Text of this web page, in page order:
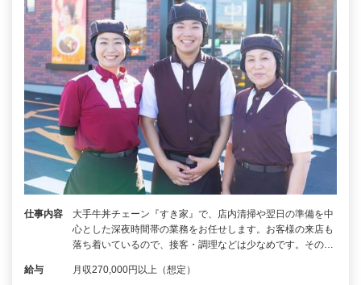
仕事内容
大手牛丼チェーン『すき家』で、店内清掃や翌日の準備を中
心とした深夜時間帯の業務をお任せします。お客様の来店も
落ち着いているので、接客・調理などは少なめです。その…
給与 月収270,000円以上（想定）